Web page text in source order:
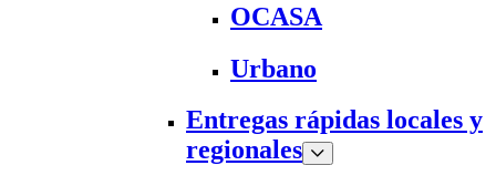
OCASA
Urbano
Entregas rápidas locales y
regionales